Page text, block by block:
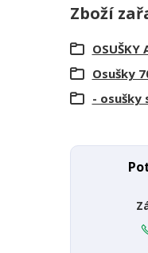
Zboží
OSUŠKY
Osušky
- osušky